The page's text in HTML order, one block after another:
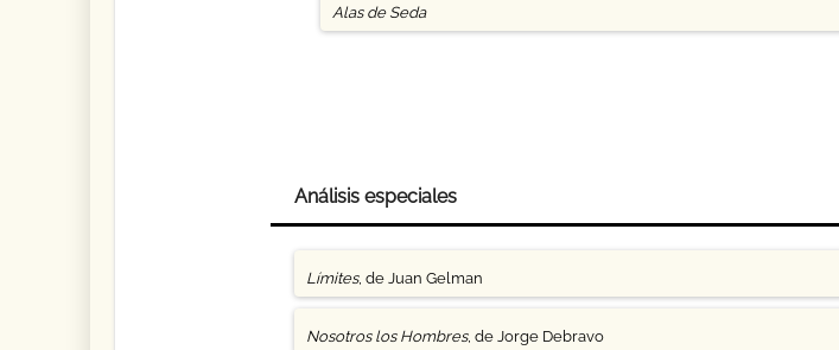
Alas de Seda
Análisis especiales
Límites, de Juan Gelman
Nosotros los Hombres, de Jorge Debravo